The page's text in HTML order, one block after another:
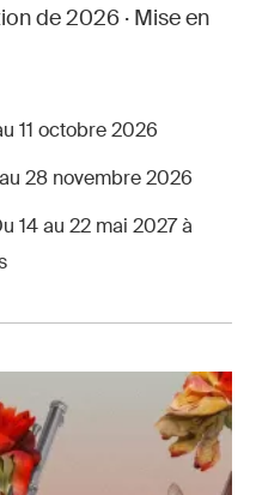
de 2026 · Mise en
11 octobre 2026
28 novembre 2026
14 au 22 mai 2027 à